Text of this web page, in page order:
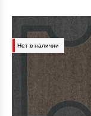
Нет в наличии